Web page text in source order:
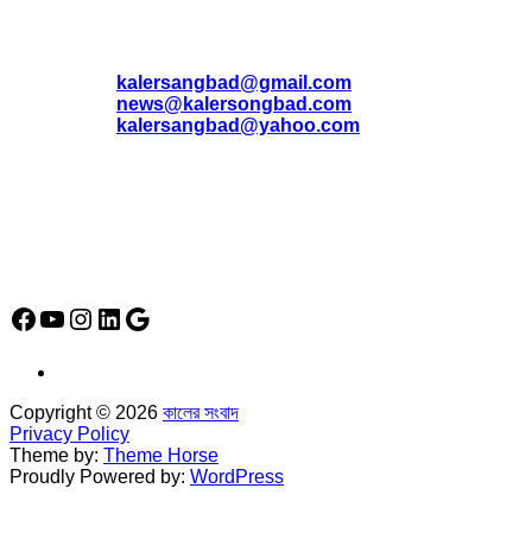
kalersangbad@gmail.com
news@kalersongbad.com
kalersangbad@yahoo.com
Facebook
YouTube
Instagram
LinkedIn
Google
Copyright © 2026 কালের সংবাদ
Privacy Policy
Theme by: Theme Horse
Proudly Powered by: WordPress